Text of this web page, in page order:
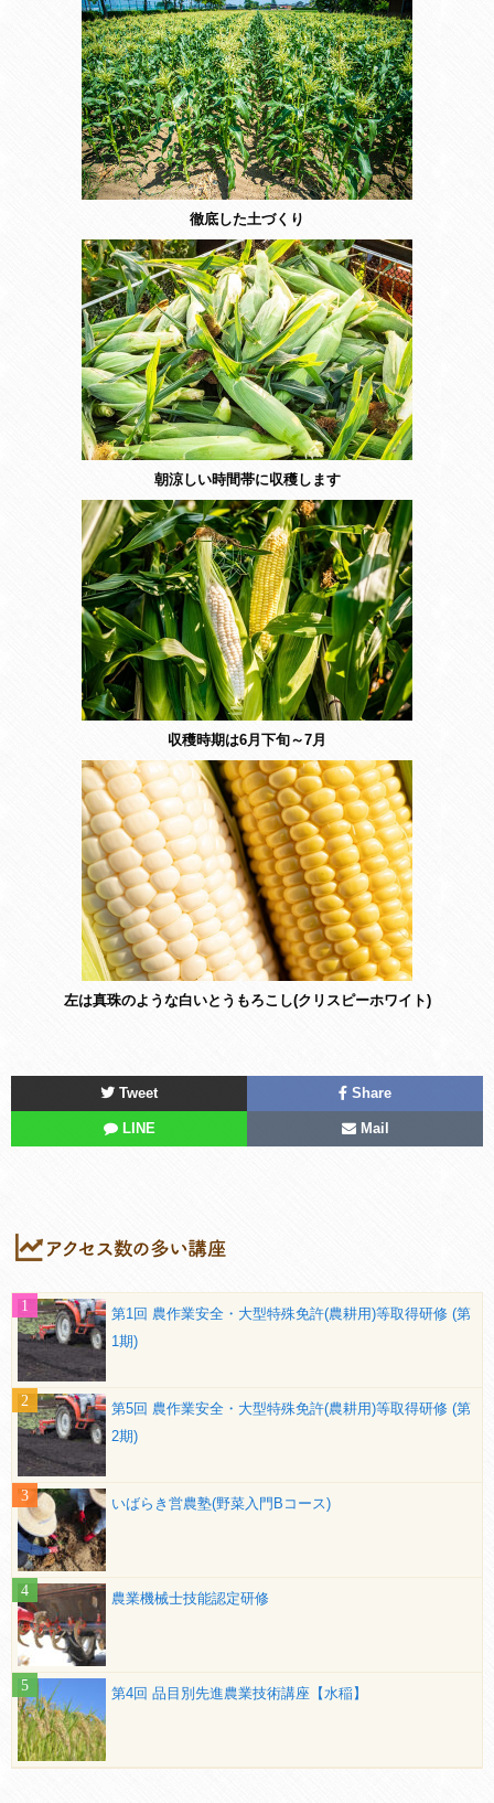
徹底した土づくり
朝涼しい時間帯に収穫します
収穫時期は6月下旬～7月
左は真珠のような白いとうもろこし(クリスピーホワイト)
Tweet Share
LINE Mail
第1回 農作業安全・大型特殊免許(農耕用)等取得研修 (第
1期)
第5回 農作業安全・大型特殊免許(農耕用)等取得研修 (第
2期)
いばらき営農塾(野菜入門Bコース)
農業機械士技能認定研修
第4回 品目別先進農業技術講座【水稲】